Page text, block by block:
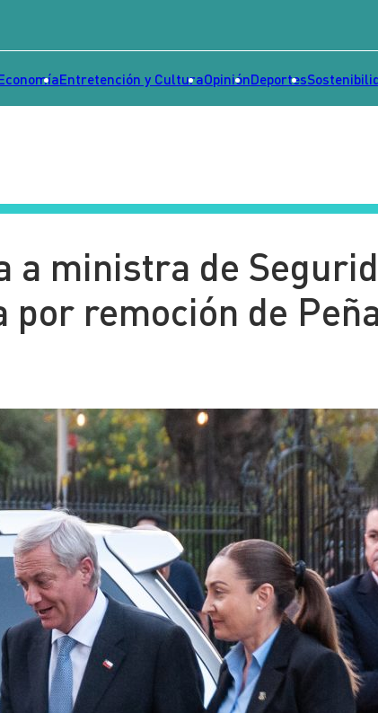
Entretención y CulturaOpiniónDeportes
a ministra de
remoción de